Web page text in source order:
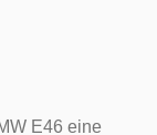
E46 eine